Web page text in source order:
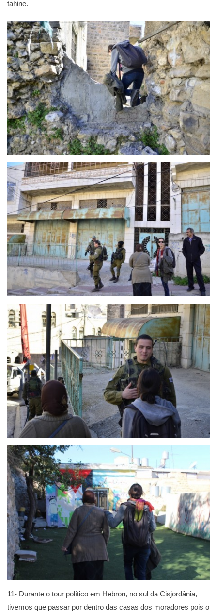
tahine.
11- Durante o tour político em Hebron, no sul da Cisjordânia,
tivemos que passar por dentro das casas dos moradores pois o